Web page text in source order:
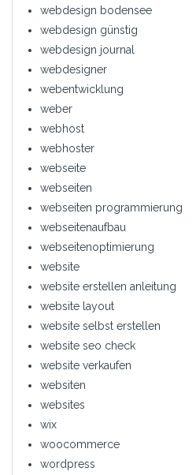
webdesign bodensee
webdesign günstig
webdesign journal
webdesigner
webentwicklung
weber
webhost
webhoster
webseite
webseiten
webseiten programmierung
webseitenaufbau
webseitenoptimierung
website
website erstellen anleitung
website layout
website selbst erstellen
website seo check
website verkaufen
websiten
websites
wix
woocommerce
wordpress